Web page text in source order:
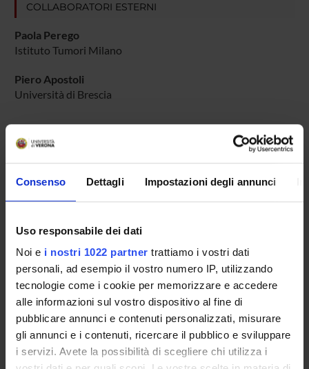
Consenso Dettagli Impostazioni degli annunci
Uso responsabile dei dati
Noi e i nostri 1022 partner trattiamo i vostri dati
personali, ad esempio il vostro numero IP, utilizzando
tecnologie come i cookie per memorizzare e accedere
alle informazioni sul vostro dispositivo al fine di
pubblicare annunci e contenuti personalizzati, misurare
gli annunci e i contenuti, ricercare il pubblico e sviluppare
i servizi. Avete la possibilità di scegliere chi utilizza i
COLLABORATORI ESTERNI
Paola Perego
Istituto Tumori Milano
Piero Apostoli
Università di Brescia
RESEARCH AREAS INVOLVED IN THE PROJECT
Pharmacology & Pharmacy (DNBM)
SECTIONS
Section of Pharmacology
PUBLICATIONS
TITLE